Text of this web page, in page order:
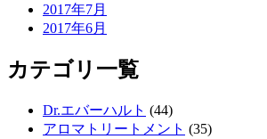
2017年7月
2017年6月
カテゴリ一覧
Dr.エバーハルト (44)
アロマトリートメント (35)